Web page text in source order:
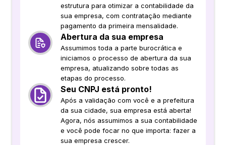
estrutura para otimizar a contabilidade da
sua empresa, com contratação mediante
pagamento da primeira mensalidade.
Abertura da sua empresa
Assumimos toda a parte burocrática e
iniciamos o processo de abertura da sua
empresa, atualizando sobre todas as
etapas do processo.
Seu CNPJ está pronto!
Após a validação com você e a prefeitura
da sua cidade, sua empresa está aberta!
Agora, nós assumimos a sua contabilidade
e você pode focar no que importa: fazer a
sua empresa crescer.